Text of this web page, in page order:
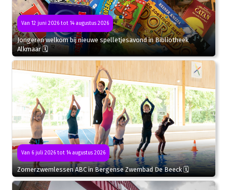
Van 12 juni 2026 tot 14 augustus 2026
Jongeren welkom bij nieuwe spelletjesavond in Bibliotheek
Alkmaar 🗓
Van 6 juli 2026 tot 14 augustus 2026
Zomerzwemlessen ABC in Bergense Zwembad De Beeck 🗓